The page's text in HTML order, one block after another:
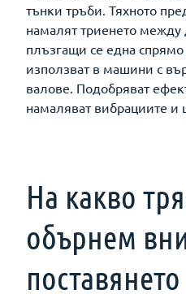
тънки тръби. Тяхното
намалят триенето между
плъзгащи се една спрямо
използват в машини с
валове. Подобряват
намаляват вибрациите и
На какво
обърнем